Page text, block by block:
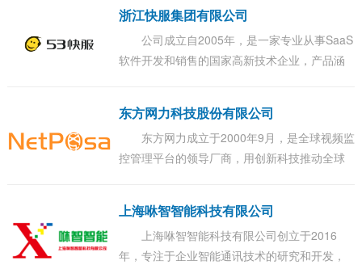
浙江快服集团有限公司
公司成立自2005年，是一家专业从事SaaS
软件开发和销售的国家高新技术企业，产品涵
东方网力科技股份有限公司
东方网力成立于2000年9月，是全球视频监
控管理平台的领导厂商，用创新科技推动全球
上海咻智智能科技有限公司
上海咻智智能科技有限公司创立于2016
年，专注于企业智能通讯技术的研究和开发，